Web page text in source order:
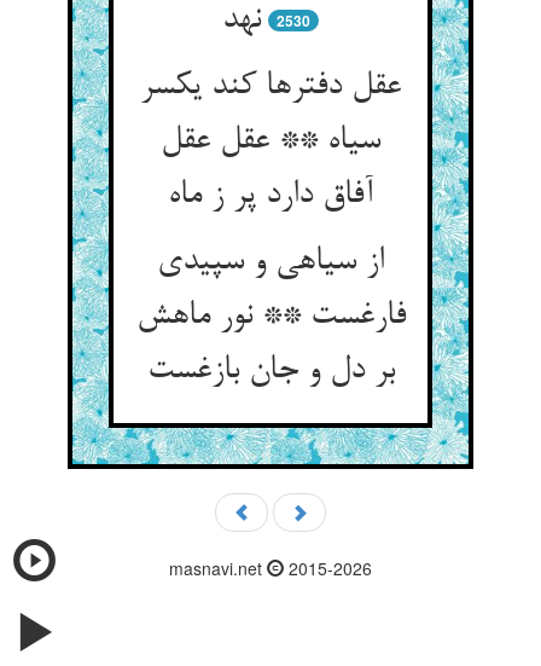
نهد
2530
عقل دفترها کند یکسر
سیاه ** عقل عقل
آفاق دارد پر ز ماه
از سیاهی و سپیدی
فارغست ** نور ماهش
بر دل و جان بازغست
masnavi.net 2015-2026